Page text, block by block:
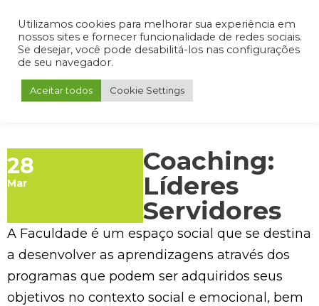
Admin Portal do Aluno Portal do Professor Portal do Coordenador
28
Mar
Coaching:
Líderes
Servidores
A Faculdade é um espaço social que se destina
a desenvolver as aprendizagens através dos
programas que podem ser adquiridos seus
objetivos no contexto social e emocional, bem
Utilizamos cookies para melhorar sua experiência em
nossos sites e fornecer funcionalidade de redes sociais.
Se desejar, você pode desabilitá-los nas configurações
de seu navegador.
Aceitar todos Cookie Settings